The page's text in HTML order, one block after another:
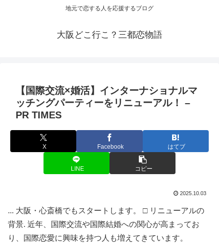
地元で恋する人を応援するブログ
大阪どこ行こ？三都恋物語
【国際交流×婚活】インターナショナルマ
ッチングパーティーをリニューアル！ –
PR TIMES
X Facebook はてブ
LINE コピー
2025.10.03
... 大阪・心斎橋でもスタートします。 □ リニューアルの
背景. 近年、国際交流や国際結婚への関心が高まってお
り、国際恋愛に興味を持つ人も増えてきています。